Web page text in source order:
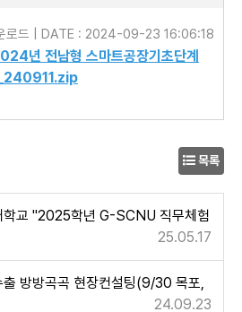
년 전남형 스마트공장기초단계
_240911.zip
로드 | DATE : 2024-09-23 16:06:18
목록
학교 "2025학년 G-SCNU 직무체험
25.05.17
출 방방곡곡 현장컨설팅(9/30 목포,
24.09.23